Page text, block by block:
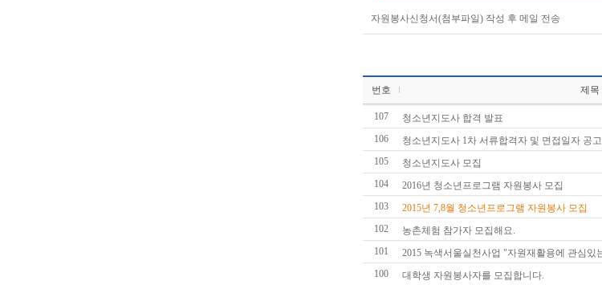
자원봉사신청서(첨부파일) 작성 후 메일 전송
번호 제목
107 청소년지도사 합격 발표
106
청소년지도사 1차 서류합격자 및 면접일자 공고
105
청소년지도사 모집
104
2016년 청소년프로그램 자원봉사 모집
103
2015년 7,8월 청소년프로그램 자원봉사 모집
102
농촌체험 참가자 모집해요.
101
2015 녹색서울실천사업 "자원재활용에 관심있
100
대학생 자원봉사자를 모집합니다.